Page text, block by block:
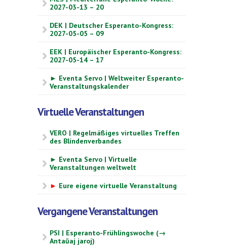
2027-03-13 – 20
DEK | Deutscher Esperanto-Kongress:
2027-05-05 – 09
EEK | Europäischer Esperanto-Kongress:
2027-05-14 – 17
► Eventa Servo | Weltweiter Esperanto-
Veranstaltungskalender
Virtuelle Veranstaltungen
VERO | Regelmäßiges virtuelles Treffen
des Blindenverbandes
► Eventa Servo | Virtuelle
Veranstaltungen weltwelt
► Eure eigene virtuelle Veranstaltung
Vergangene Veranstaltungen
PSI | Esperanto-Frühlingswoche (→
Antaŭaj jaroj)